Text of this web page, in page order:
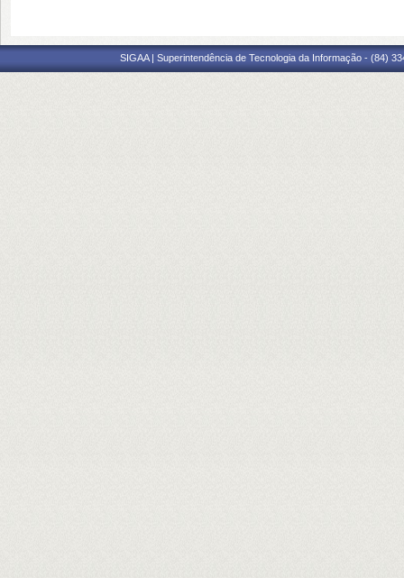
SIGAA | Superintendência de Tecnologia da Informação - (84)